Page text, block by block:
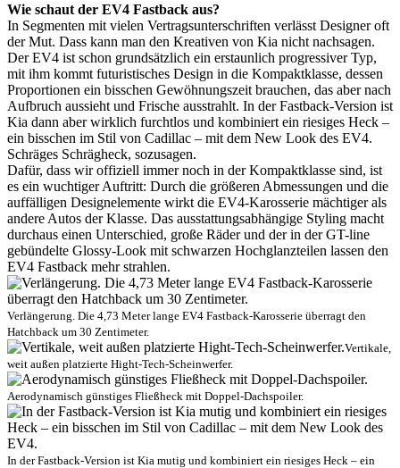
Wie schaut der EV4 Fastback aus?
In Segmenten mit vielen Vertragsunterschriften verlässt Designer oft
der Mut. Dass kann man den Kreativen von Kia nicht nachsagen.
Der EV4 ist schon grundsätzlich ein erstaunlich progressiver Typ,
mit ihm kommt futuristisches Design in die Kompaktklasse, dessen
Proportionen ein bisschen Gewöhnungszeit brauchen, das aber nach
Aufbruch aussieht und Frische ausstrahlt. In der Fastback-Version ist
Kia dann aber wirklich furchtlos und kombiniert ein riesiges Heck –
ein bisschen im Stil von Cadillac – mit dem New Look des EV4.
Schräges Schrägheck, sozusagen.
Dafür, dass wir offiziell immer noch in der Kompaktklasse sind, ist
es ein wuchtiger Auftritt: Durch die größeren Abmessungen und die
auffälligen Designelemente wirkt die EV4-Karosserie mächtiger als
andere Autos der Klasse. Das ausstattungsabhängige Styling macht
durchaus einen Unterschied, große Räder und der in der GT-line
gebündelte Glossy-Look mit schwarzen Hochglanzteilen lassen den
EV4 Fastback mehr strahlen.
Verlängerung. Die 4,73 Meter lange EV4 Fastback-Karosserie überragt den
Hatchback um 30 Zentimeter.
Vertikale,
weit außen platzierte Hight-Tech-Scheinwerfer.
Aerodynamisch günstiges Fließheck mit Doppel-Dachspoiler.
In der Fastback-Version ist Kia mutig und kombiniert ein riesiges Heck – ein